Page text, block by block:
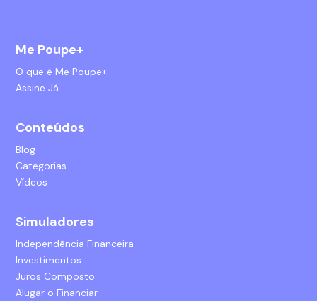
Me Poupe+
O que é Me Poupe+
Assine Já
Conteúdos
Blog
Categorias
Vídeos
Simuladores
Independência Financeira
Investimentos
Juros Composto
Alugar o Financiar